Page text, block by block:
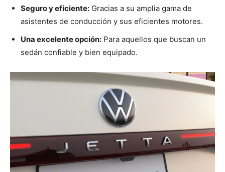
Seguro y eficiente: Gracias a su amplia gama de
asistentes de conducción y sus eficientes motores.
Una excelente opción: Para aquellos que buscan un
sedán confiable y bien equipado.